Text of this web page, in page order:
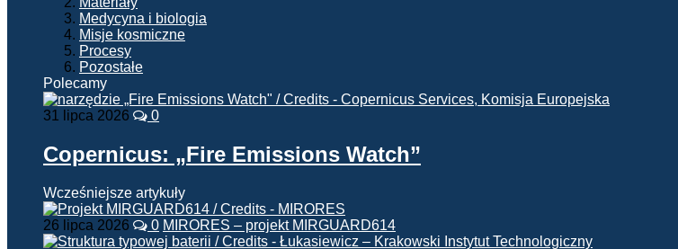
Medycyna i biologia
Misje kosmiczne
Procesy
Pozostałe
Polecamy
31 lipca 2026 0
Copernicus: „Fire Emissions Watch”
Wcześniejsze artykuły
26 lipca 2026 0 MIRORES – projekt MIRGUARD614